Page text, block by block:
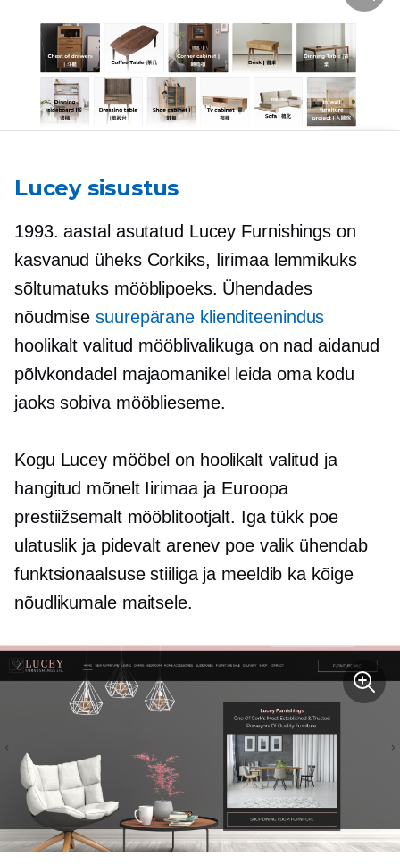
Lucey sisustus
1993. aastal asutatud Lucey Furnishings on
kasvanud üheks Corkiks, Iirimaa lemmikuks
sõltumatuks mööblipoeks. Ühendades
nõudmisesuurepärane klienditeenindus
hoolikalt valitud mööblivalikuga on nad aidanud
põlvkondadel majaomanikel leida oma kodu
jaoks sobiva mööblieseme.
Kogu Lucey mööbel on hoolikalt valitud ja
hangitud mõnelt Iirimaa ja Euroopa
prestiižsemalt mööblitootjalt. Iga tükk poe
ulatuslik ja pidevalt arenev poe valik ühendab
funktsionaalsuse stiiliga ja meeldib ka kõige
nõudlikumale maitsele.